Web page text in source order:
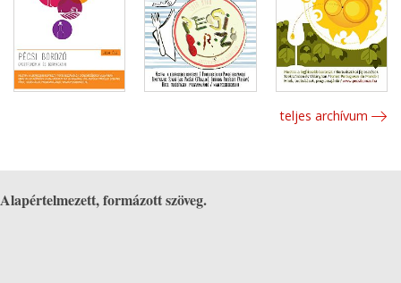
teljes archívum
Alapértelmezett, formázott szöveg.